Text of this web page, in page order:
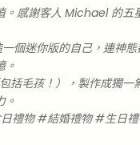
感謝客人 Michael 的五
個迷你版的自己，連神態
。
毛孩！），製作成獨一
。
禮物 #結婚禮物 #生日